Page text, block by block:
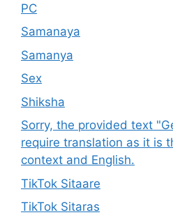
PC
Samanaya
Samanya
Sex
Shiksha
Sorry, the provided text
require translation as it is
context and English.
TikTok Sitaare
TikTok Sitaras